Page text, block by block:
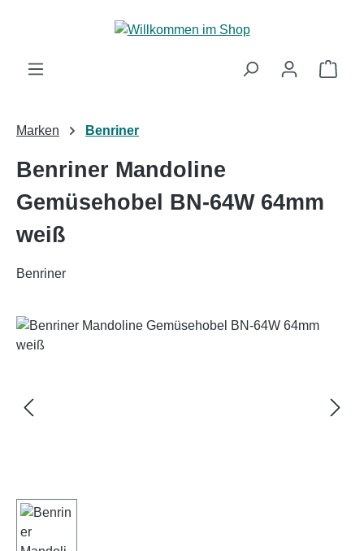
Zum Hauptinhalt springen
Marken Benriner
Benriner Mandoline
Gemüsehobel BN-64W 64mm
weiß
Benriner
Bildergalerie überspringen